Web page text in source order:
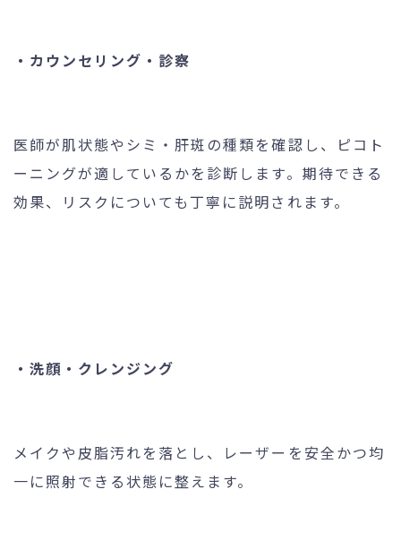
・カウンセリング・診察
医師が肌状態やシミ・肝斑の種類を確認し、ピコト
ーニングが適しているかを診断します。期待できる
効果、リスクについても丁寧に説明されます。
・洗顔・クレンジング
メイクや皮脂汚れを落とし、レーザーを安全かつ均
一に照射できる状態に整えます。